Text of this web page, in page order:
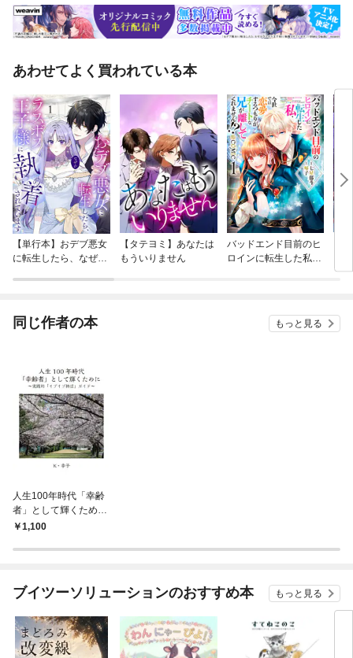
あわせてよく買われている本
【単行本】おデブ悪女
に転生したら、なぜか
【タテヨミ】あなたは
もういりません
バッドエンド目前のヒ
ロインに転生した私、
同じ作者の本 もっと見る
人生100年時代「幸齢
者」として輝くため
に ～実践的「イブイ
1,100
ブイツーソリューションのおすすめ本 もっと見る